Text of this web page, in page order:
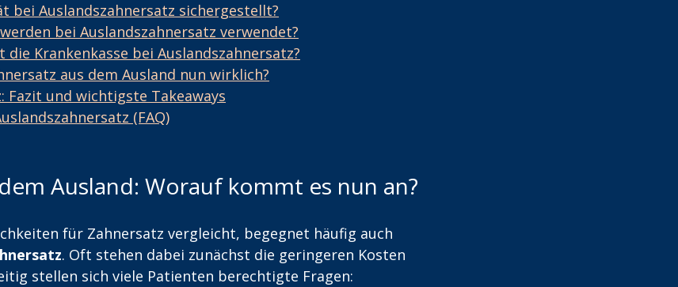
bei Auslandszahnersatz sichergestellt?
bei Auslandszahnersatz verwendet?
Krankenkasse bei Auslandszahnersatz?
aus dem Ausland nun wirklich?
Fazit und wichtigste Takeaways
(FAQ)
Ausland: Worauf kommt es nun an?
für Zahnersatz vergleicht, begegnet häufig auch
. Oft stehen dabei zunächst die geringeren Kosten
stellen sich viele Patienten berechtigte Fragen: